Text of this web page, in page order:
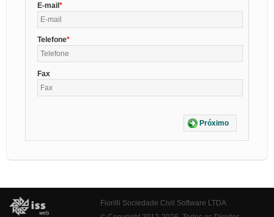
E-mail
Telefone
Fax
Próximo
Fiorilli Sociedade Civil Software LTDA